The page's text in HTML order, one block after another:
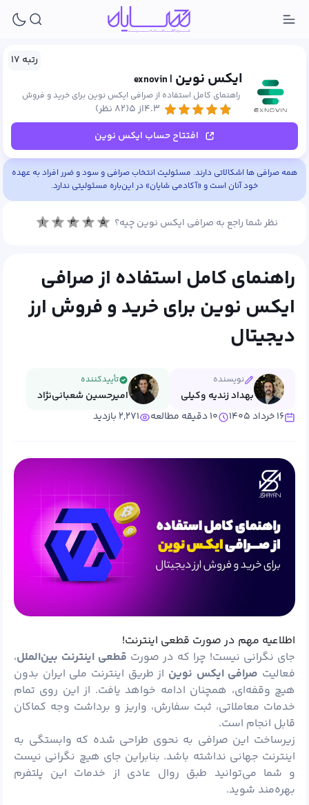
رتبه ۱۷
ایکس نوین | exnovin
راهنمای کامل استفاده از صرافی ایکس نوین برای خرید و فروش
ارز دیجیتال۴.۳از ۵
(۸۲ نظر)
افتتاح حساب ایکس نوین
همه صرافی ها اشکالاتی دارند. مسئولیت انتخاب صرافی و سود و ضرر افراد به عهده
خود آنان است و «آکادمی شایان» در این‌باره مسئولیتی ندارد.
نظر شما راجع به صرافی ایکس نوین چیه؟ ۱ ۲ ۳ ۴ ۵
راهنمای کامل استفاده از صرافی
ایکس نوین برای خرید و فروش ارز
دیجیتال
نویسنده
بهداد زندیه وکیلی
تأییدکننده
امیرحسین شعبانی‌نژاد
۱۶ خرداد ۱۴۰۵
۱۰ دقیقه مطالعه ۲,۲۷۱ بازدید
اطلاعیه مهم در صورت قطعی اینترنت!
جای نگرانی نیست! چرا که در صورت قطعی اینترنت بین‌الملل،
فعالیت صرافی ایکس نوین از طریق اینترنت ملی ایران بدون
هیچ وقفه‌ای، همچنان ادامه خواهد یافت. از این روی تمام
خدمات معاملاتی، ثبت سفارش، واریز و برداشت وجه کماکان
قابل انجام است.
زیرساخت این صرافی به نحوی طراحی شده که وابستگی به
اینترنت جهانی نداشته باشد. بنابراین جای هیچ نگرانی نیست
و شما می‌توانید طبق روال عادی از خدمات این پلتفرم
بهره‌مند شوید.